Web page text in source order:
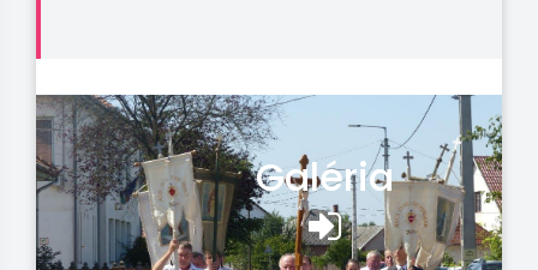
Galéria